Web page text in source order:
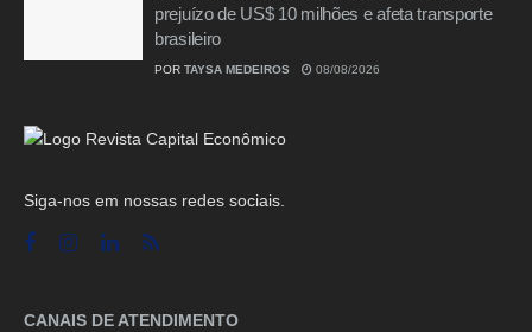
prejuízo de US$ 10 milhões e afeta transporte
brasileiro
POR TAYSA MEDEIROS 08/08/2026
Siga-nos em nossas redes sociais.
CANAIS DE ATENDIMENTO